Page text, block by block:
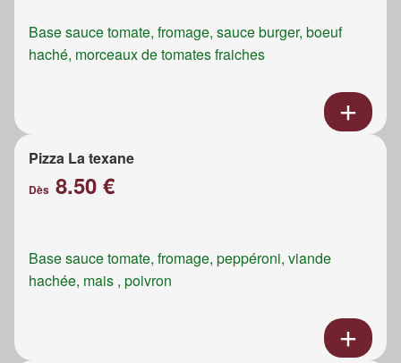
Base sauce tomate, fromage, sauce burger, boeuf
haché, morceaux de tomates fraiches
Pizza La texane
Dès 8.50 €
Base sauce tomate, fromage, peppéroni, viande
hachée, mais , poivron